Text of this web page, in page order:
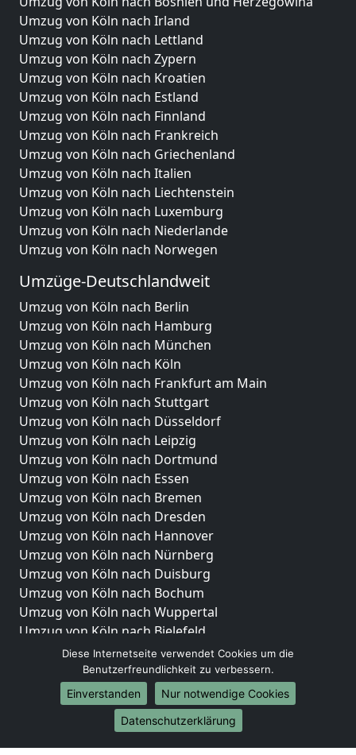
Umzug von Köln nach Irland
Umzug von Köln nach Lettland
Umzug von Köln nach Zypern
Umzug von Köln nach Kroatien
Umzug von Köln nach Estland
Umzug von Köln nach Finnland
Umzug von Köln nach Frankreich
Umzug von Köln nach Griechenland
Umzug von Köln nach Italien
Umzug von Köln nach Liechtenstein
Umzug von Köln nach Luxemburg
Umzug von Köln nach Niederlande
Umzug von Köln nach Norwegen
Umzüge-Deutschlandweit
Umzug von Köln nach Berlin
Umzug von Köln nach Hamburg
Umzug von Köln nach München
Umzug von Köln nach Köln
Umzug von Köln nach Frankfurt am Main
Umzug von Köln nach Stuttgart
Umzug von Köln nach Düsseldorf
Umzug von Köln nach Leipzig
Umzug von Köln nach Dortmund
Umzug von Köln nach Essen
Umzug von Köln nach Bremen
Umzug von Köln nach Dresden
Umzug von Köln nach Hannover
Umzug von Köln nach Nürnberg
Umzug von Köln nach Duisburg
Umzug von Köln nach Bochum
Umzug von Köln nach Wuppertal
Umzug von Köln nach Bielefeld
Umzug von Köln nach Bonn
Umzug von Köln nach Münster
Internationale-Umzüge
Umzug von Köln nach Brasilien
Umzug von Köln nach Brunei Darussalam
Diese Internetseite verwendet Cookies um die
Benutzerfreundlichkeit zu verbessern.
Einverstanden
Nur notwendige Cookies
Datenschutzerklärung